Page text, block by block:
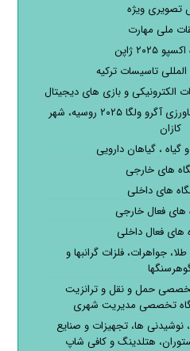
تصویری ویژه
ملی مهارت
۲۰۲۵ ژاپن
تاسیسات ترکیه
و بازی های دیجیتال
نمایشگاه دامپروری و کشاورزی آگرو ولگا ۲۰۲۵ روسیه، شهر
کازان
گیاه ، گیاهان دارویی
های خارجی
های داخلی
های فعال خارجی
های فعال داخلی
جواهرات، فلزات گرانبها و
حمل و نقل و ترانزیت
تخصصی مدیریت شهری
نوشیدنی ها، تجهیزات و صنایع
هتلدینگ و کافی شاپ